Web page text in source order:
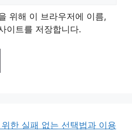
위해 이 브라우저에 이름,
이트를 저장합니다.
한 실패 없는 선택법과 이용